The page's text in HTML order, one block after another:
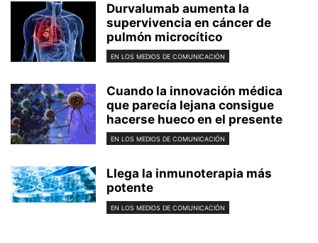
Durvalumab aumenta la
supervivencia en cáncer de
pulmón microcítico
EN LOS MEDIOS DE COMUNICACIÓN
Cuando la innovación médica
que parecía lejana consigue
hacerse hueco en el presente
EN LOS MEDIOS DE COMUNICACIÓN
Llega la inmunoterapia más
potente
EN LOS MEDIOS DE COMUNICACIÓN